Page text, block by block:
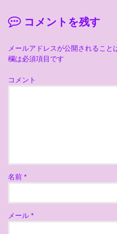
コメントを残す
メールアドレスが公開されること
欄は必須項目です
コメント
名前*
メール*